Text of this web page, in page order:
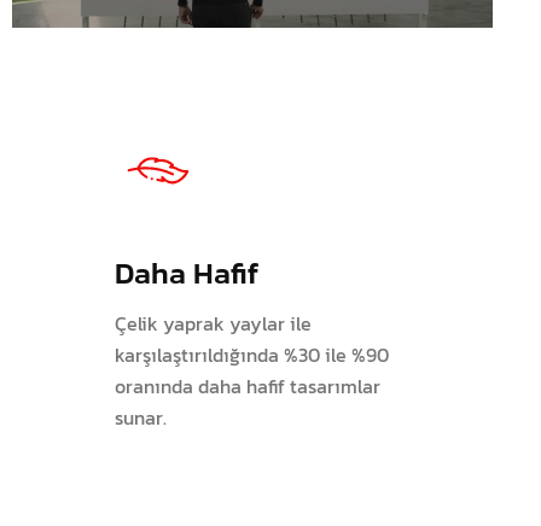
Daha Hafif
Çelik yaprak yaylar ile
karşılaştırıldığında %30 ile %90
oranında daha hafif tasarımlar
sunar.